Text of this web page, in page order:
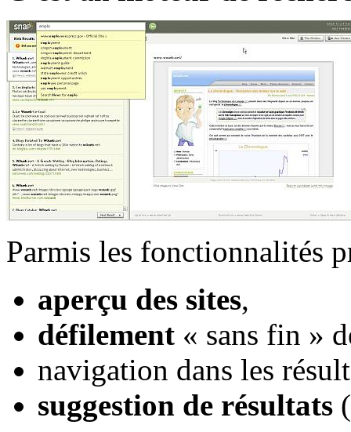
Parmis les fonctionnalités
aperçu des sites,
défilement « sans fin »
navigation dans les
suggestion de résultats (